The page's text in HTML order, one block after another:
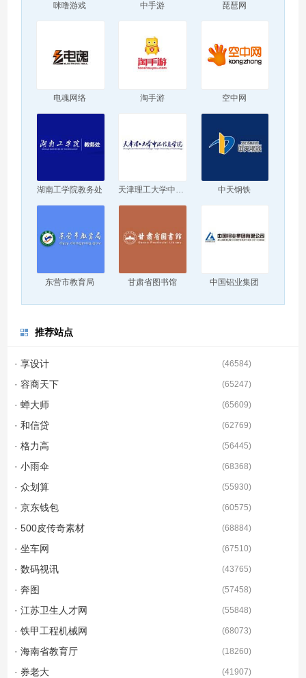
咪噜游戏 中手游 琵琶网
电魂网络 淘手游 空中网
湖南工学院教务处 天津理工大学中环信息学院 中天钢铁
东营市教育局 甘肃省图书馆 中国铝业集团
推荐站点
· 享设计 (46584)
· 容商天下 (65247)
· 蝉大师 (65609)
· 和信贷 (62769)
· 格力高 (56445)
· 小雨伞 (68368)
· 众划算 (55930)
· 京东钱包 (60575)
· 500皮传奇素材 (68884)
· 坐车网 (67510)
· 数码视讯 (43765)
· 奔图 (57458)
· 江苏卫生人才网 (55848)
· 铁甲工程机械网 (68073)
· 海南省教育厅 (18260)
· 券老大 (41907)